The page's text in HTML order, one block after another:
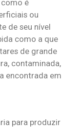
é
ou
de seu nível
como a que
de grande
contaminada,
encontrada em
para produzir